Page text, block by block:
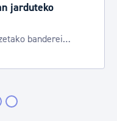
garraio zerbitzu